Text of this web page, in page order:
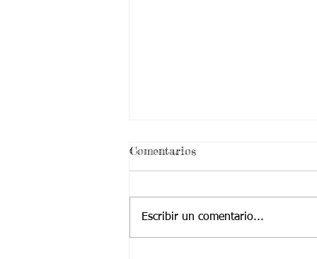
Comentarios
Escribir un comentario...